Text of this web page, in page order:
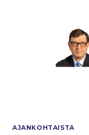
AJANKOHTAISTA